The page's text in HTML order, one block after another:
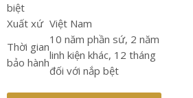
biệt
Xuất xứ Việt Nam
Thời gian
bảo hành
10 năm phần sứ, 2 năm
linh kiện khác, 12 tháng
đối với nắp bệt